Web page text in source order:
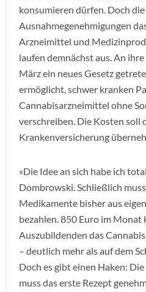
konsumieren dürfen. Doch die
Ausnahmegenehmigungen
Arzneimittel und
laufen demnächst aus. An
März ein neues Gesetz
ermöglicht, schwer kranken
Cannabisarzneimittel ohne
verschreiben. Die Kosten soll
Krankenversicherung
«Die Idee an sich habe ich
Dombrowski. Schließlich
Medikamente bisher aus
bezahlen. 850 Euro im Monat
Auszubildenden das
– deutlich mehr als auf dem
Doch es gibt einen Haken:
muss das erste Rezept